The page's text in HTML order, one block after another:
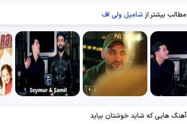
مطالب بیشتر از شامیل ولی اف
آهنگ هایی که شاید خوشتان بیاید